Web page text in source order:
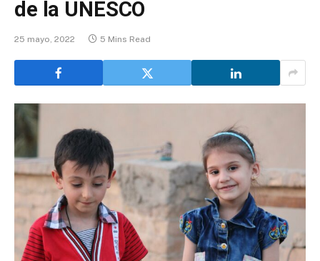
de la UNESCO
25 mayo, 2022 5 Mins Read